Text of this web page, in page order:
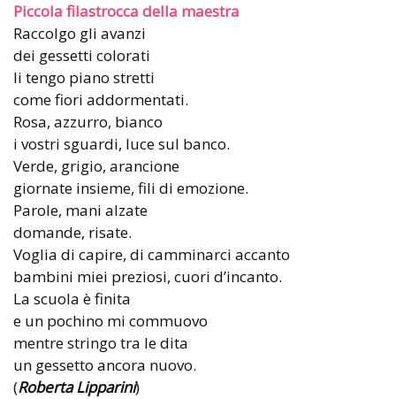
Piccola filastrocca della maestra
Raccolgo gli avanzi
dei gessetti colorati
li tengo piano stretti
come fiori addormentati.
Rosa, azzurro, bianco
i vostri sguardi, luce sul banco.
Verde, grigio, arancione
giornate insieme, fili di emozione.
Parole, mani alzate
domande, risate.
Voglia di capire, di camminarci accanto
bambini miei preziosi, cuori d’incanto.
La scuola è finita
e un pochino mi commuovo
mentre stringo tra le dita
un gessetto ancora nuovo.
(Roberta Lipparini)